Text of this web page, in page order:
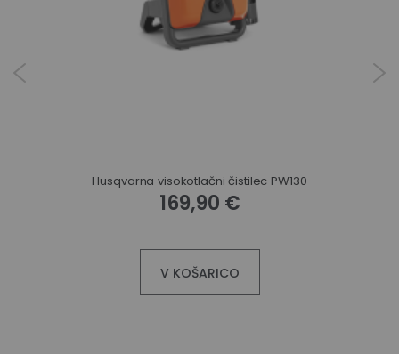
Husqvarna visokotlačni čistilec PW130
169,90 €
V KOŠARICO